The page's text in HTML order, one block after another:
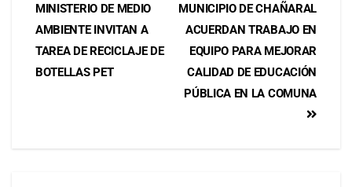
MUNICIPIO DE CHAÑARAL
ACUERDAN TRABAJO EN
EQUIPO PARA MEJORAR
CALIDAD DE EDUCACIÓN
PÚBLICA EN LA COMUNA
MINISTERIO DE MEDIO
AMBIENTE INVITAN A
TAREA DE RECICLAJE DE
BOTELLAS PET